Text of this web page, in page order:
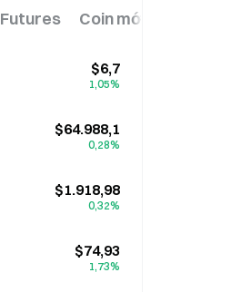
Futures Coin mới
$6,7
1,05%
$64.988,1
0,28%
$1.918,98
0,32%
$74,93
1,73%